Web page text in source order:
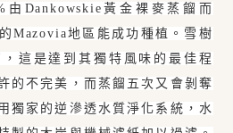
由 Dankowskie 黃金裸麥蒸餾而
Mazovia地區能成功種植。雪樹
這是達到其獨特風味的最佳程
的不完美，而蒸餾五次又會剝奪
獨家的逆滲透水質淨化系統，水